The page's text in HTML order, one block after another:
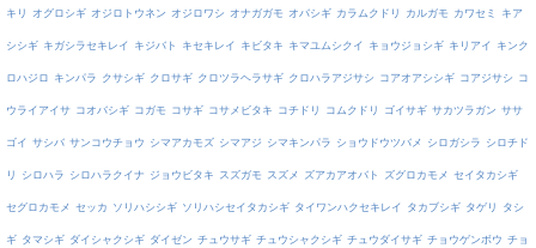
キリ オグロシギ オジロトウネン オジロワシ オナガガモ オバシギ カラムクドリ カルガモ カワセミ キア
シシギ キガシラセキレイ キジバト キセキレイ キビタキ キマユムシクイ キョウジョシギ キリアイ キンク
ロハジロ キンパラ クサシギ クロサギ クロツラヘラサギ クロハラアジサシ コアオアシシギ コアジサシ コ
ウライアイサ コオバシギ コガモ コサギ コサメビタキ コチドリ コムクドリ ゴイサギ サカツラガン ササ
ゴイ サシバ サンコウチョウ シマアカモズ シマアジ シマキンパラ ショウドウツバメ シロガシラ シロチド
リ シロハラ シロハラクイナ ジョウビタキ スズガモ スズメ ズアカアオバト ズグロカモメ セイタカシギ
セグロカモメ セッカ ソリハシシギ ソリハシセイタカシギ タイワンハクセキレイ タカブシギ タゲリ タシ
ギ タマシギ ダイシャクシギ ダイゼン チュウサギ チュウシャクシギ チュウダイサギ チョウゲンボウ チョ